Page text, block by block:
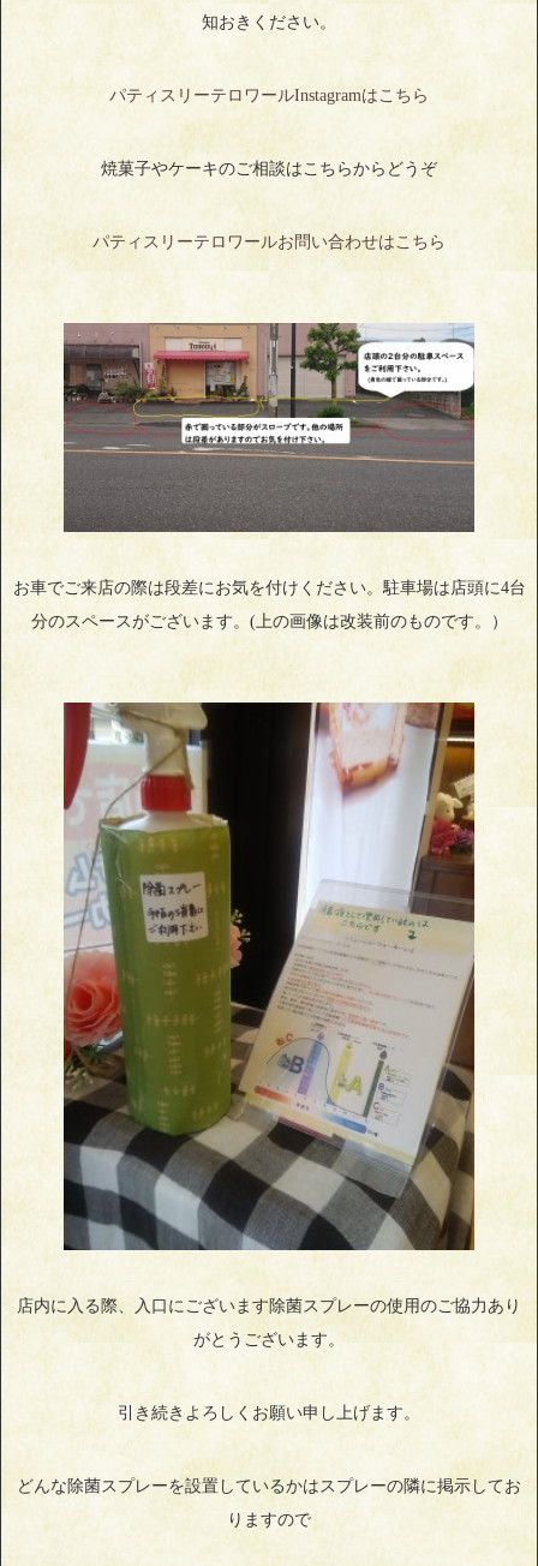
知おきください。
パティスリーテロワールInstagramはこちら
焼菓子やケーキのご相談はこちらからどうぞ
パティスリーテロワールお問い合わせはこちら
お車でご来店の際は段差にお気を付けください。駐車場は店頭に4台
分のスペースがございます。(上の画像は改装前のものです。）
店内に入る際、入口にございます除菌スプレーの使用のご協力あり
がとうございます。
引き続きよろしくお願い申し上げます。
どんな除菌スプレーを設置しているかはスプレーの隣に掲示してお
りますので